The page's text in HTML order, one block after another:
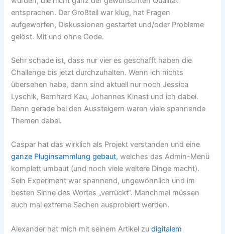
entsprachen. Der Großteil war klug, hat Fragen
aufgeworfen, Diskussionen gestartet und/oder Probleme
gelöst. Mit und ohne Code.
Sehr schade ist, dass nur vier es geschafft haben die
Challenge bis jetzt durchzuhalten. Wenn ich nichts
übersehen habe, dann sind aktuell nur noch Jessica
Lyschik, Bernhard Kau, Johannes Kinast und ich dabei.
Denn gerade bei den Aussteigern waren viele spannende
Themen dabei.
Caspar hat das wirklich als Projekt verstanden und eine
ganze Pluginsammlung gebaut, welches das Admin-Menü
komplett umbaut (und noch viele weitere Dinge macht).
Sein Experiment war spannend, ungewöhnlich und im
besten Sinne des Wortes „verrückt“. Manchmal müssen
auch mal extreme Sachen ausprobiert werden.
Alexander hat mich mit seinem Artikel zudigitalem